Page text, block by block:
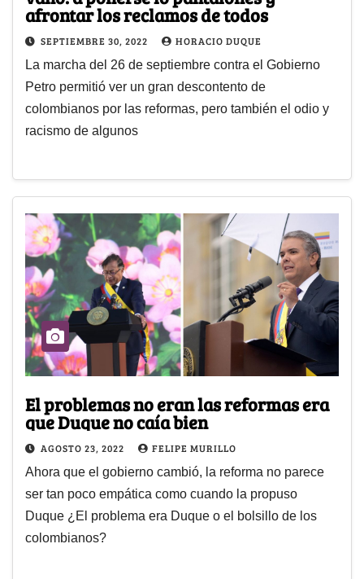
afrontar los reclamos de todos
SEPTIEMBRE 30, 2022 HORACIO DUQUE
La marcha del 26 de septiembre contra el Gobierno
Petro permitió ver un gran descontento de
colombianos por las reformas, pero también el odio y
racismo de algunos
El problemas no eran las reformas era
que Duque no caía bien
AGOSTO 23, 2022 FELIPE MURILLO
Ahora que el gobierno cambió, la reforma no parece
ser tan poco empática como cuando la propuso
Duque ¿El problema era Duque o el bolsillo de los
colombianos?